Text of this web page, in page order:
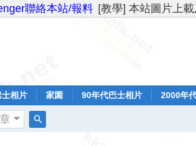
聯絡本站/報料 [教學] 本站圖片上
相片 家園 90年代巴士相片 2000年